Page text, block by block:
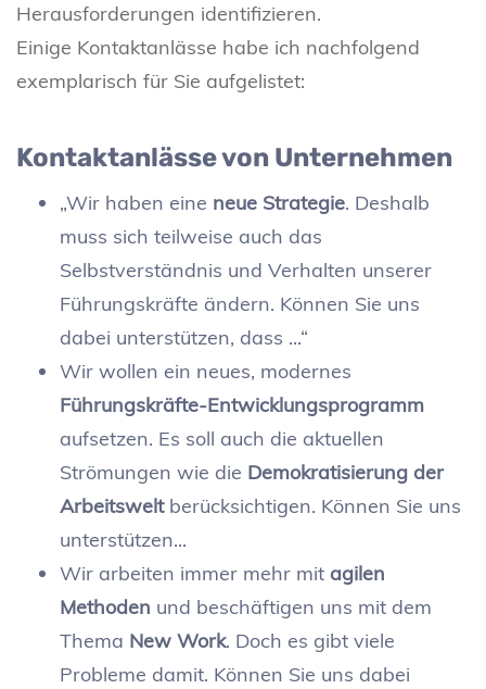
Herausforderungen identifizieren.
Einige Kontaktanlässe habe ich nachfolgend
exemplarisch für Sie aufgelistet:
Kontaktanlässe von Unternehmen
„Wir haben eine neue Strategie. Deshalb
muss sich teilweise auch das
Selbstverständnis und Verhalten unserer
Führungskräfte ändern. Können Sie uns
dabei unterstützen, dass ...“
Wir wollen ein neues, modernes
Führungskräfte-Entwicklungsprogramm
aufsetzen. Es soll auch die aktuellen
Strömungen wie die Demokratisierung der
Arbeitswelt berücksichtigen. Können Sie uns
unterstützen...
Wir arbeiten immer mehr mit agilen
Methoden und beschäftigen uns mit dem
Thema New Work. Doch es gibt viele
Probleme damit. Können Sie uns dabei